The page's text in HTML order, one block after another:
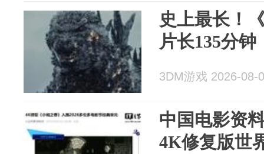
史上最长！
片长135分钟
3DM游戏 2026-08-
中国电影资
4K修复版世